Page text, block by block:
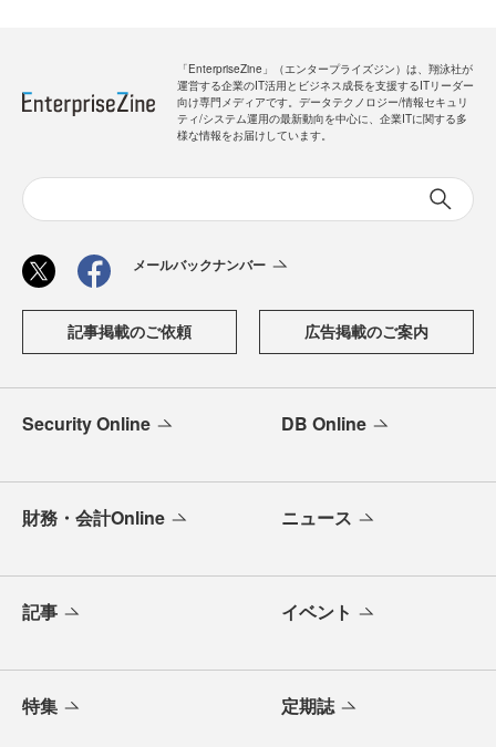
「EnterpriseZine」（エンタープライズジン）は、翔泳社が
運営する企業のIT活用とビジネス成長を支援するITリーダー
向け専門メディアです。データテクノロジー/情報セキュリ
ティ/システム運用の最新動向を中心に、企業ITに関する多
様な情報をお届けしています。
メールバックナンバー
記事掲載のご依頼 広告掲載のご案内
Security Online DB Online
財務・会計Online ニュース
記事 イベント
特集 定期誌